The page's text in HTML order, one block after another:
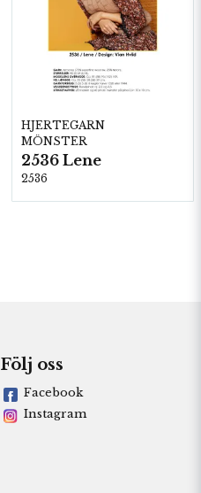
HJERTEGARN
MÖNSTER
2536 Lene
2536
Följ oss
Facebook
Instagram